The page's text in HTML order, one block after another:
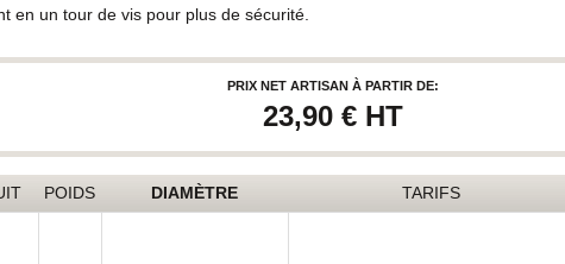
en un tour de vis pour plus de sécurité.
PRIX NET ARTISAN À PARTIR DE:
23,90 € HT
POIDS DIAMÈTRE TARIFS